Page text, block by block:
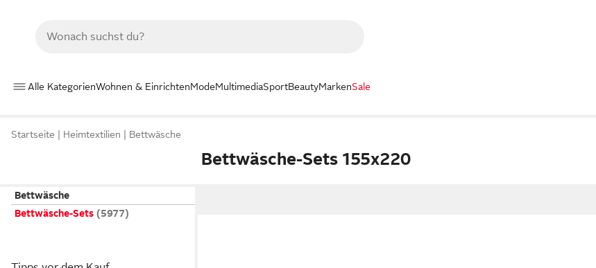
Alle KategorienWohnen & EinrichtenModeMultimediaSportBeautyMarkenSale
Startseite Heimtextilien Bettwäsche
Bettwäsche-Sets 155x220
Bettwäsche
Bettwäsche-Sets